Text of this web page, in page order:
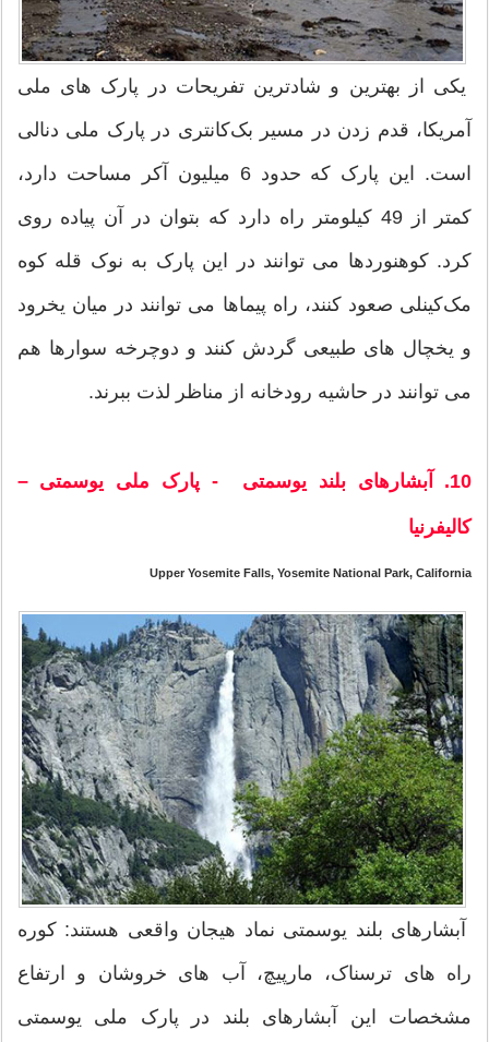
یکی از بهترین و شادترین تفریحات در پارک های ملی
آمریکا، قدم زدن در مسیر بک‌کانتری در پارک ملی دنالی
است. این پارک که حدود 6 میلیون آکر مساحت دارد،
کمتر از 49 کیلومتر راه دارد که بتوان در آن پیاده روی
کرد. کوهنوردها می توانند در این پارک به نوک قله کوه
مک‌کینلی صعود کنند، راه پیماها می توانند در میان یخرود
و یخچال های طبیعی گردش کنند و دوچرخه سوارها هم
می توانند در حاشیه رودخانه از مناظر لذت ببرند.
10. آبشارهای بلند یوسمتی - پارک ملی یوسمتی –
کالیفرنیا
Upper Yosemite Falls, Yosemite National Park, California
آبشارهای بلند یوسمتی نماد هیجان واقعی هستند: کوره
راه های ترسناک، مارپیچ، آب های خروشان و ارتفاع
مشخصات این آبشارهای بلند در پارک ملی یوسمتی